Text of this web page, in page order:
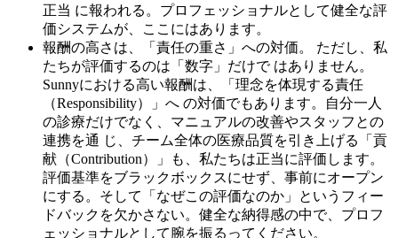
正当 に報われる。プロフェッショナルとして健全な評
価システムが、ここにはあります。
報酬の高さは、「責任の重さ」への対価。 ただし、私
たちが評価するのは「数字」だけで はありません。
Sunnyにおける高い報酬は、「理念を体現する責任
（Responsibility）」へ の対価でもあります。自分一人
の診療だけでなく、マニュアルの改善やスタッフとの
連携を通 じ、チーム全体の医療品質を引き上げる「貢
献（Contribution）」も、私たちは正当に評価します。
評価基準をブラックボックスにせず、事前にオープン
にする。そして「なぜこの評価なのか」というフィー
ドバックを欠かさない。健全な納得感の中で、プロフ
ェッショナルとして腕を振るってください。